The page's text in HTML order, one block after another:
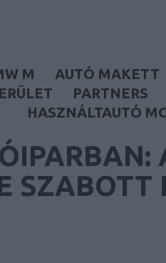
M AUTÓ MAKETT
PARTNERS
HASZNÁLTAUTÓ
SZABOTT